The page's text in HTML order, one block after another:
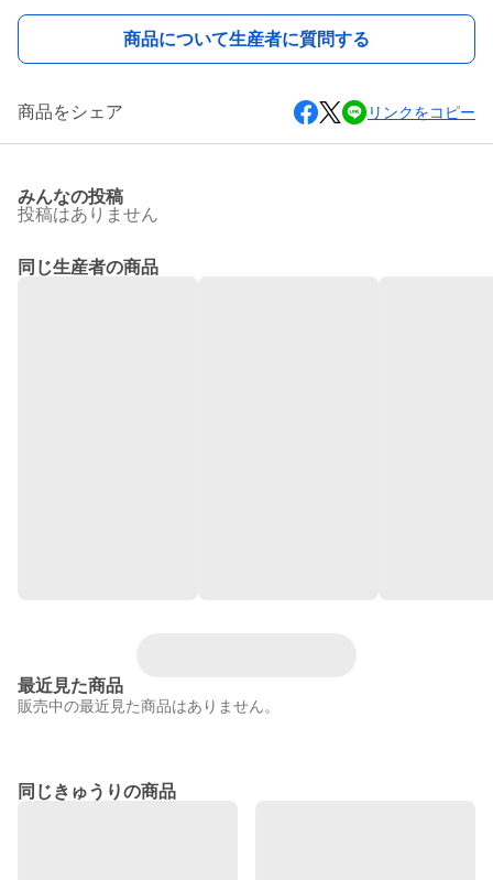
商品について生産者に質問する
商品をシェア リンクをコピー
みんなの投稿
投稿はありません
同じ生産者の商品
最近見た商品
販売中の最近見た商品はありません。
同じきゅうりの商品